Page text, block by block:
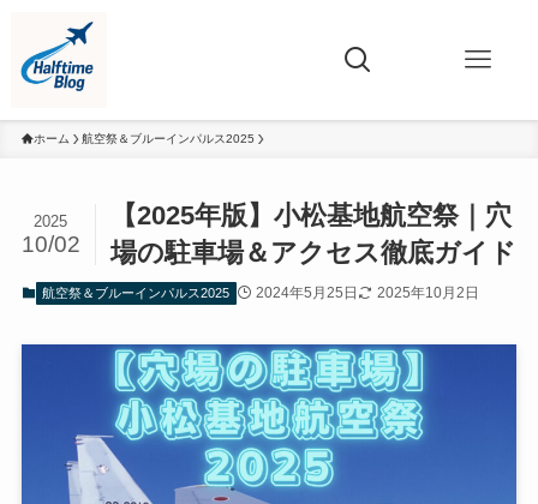
ホーム 航空祭＆ブルーインパルス2025
【2025年版】小松基地航空祭｜穴
場の駐車場＆アクセス徹底ガイド
2025
10/02
航空祭＆ブルーインパルス2025 2024年5月25日 2025年10月2日